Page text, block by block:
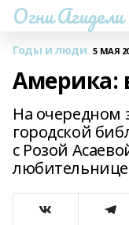
Огни Агидели
Годы и люди 5 МАЯ
Америка:
На очередном
городской
с Розой